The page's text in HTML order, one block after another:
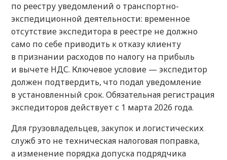
по реестру уведомлений о транспортно-
экспедиционной деятельности: временное
отсутствие экспедитора в реестре не должно
само по себе приводить к отказу клиенту
в признании расходов по налогу на прибыль
и вычете НДС. Ключевое условие — экспедитор
должен подтвердить, что подал уведомление
в установленный срок. Обязательная регистрация
экспедиторов действует с 1 марта 2026 года.
Для грузовладельцев, закупок и логистических
служб это не техническая налоговая поправка,
а изменение порядка допуска подрядчика